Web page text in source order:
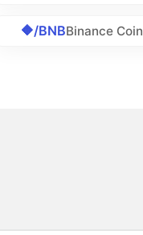
🔶/BNBBinance Coin